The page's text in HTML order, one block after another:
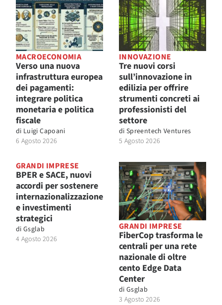
MACROECONOMIA
Verso una nuova
infrastruttura europea
dei pagamenti:
integrare politica
monetaria e politica
fiscale
di Luigi Capoani
6 Agosto 2026
INNOVAZIONE
Tre nuovi corsi
sull’innovazione in
edilizia per offrire
strumenti concreti ai
professionisti del
settore
di Spreentech Ventures
5 Agosto 2026
GRANDI IMPRESE
BPER e SACE, nuovi
accordi per sostenere
internazionalizzazione
e investimenti
strategici
di Gsglab
4 Agosto 2026
GRANDI IMPRESE
FiberCop trasforma le
centrali per una rete
nazionale di oltre
cento Edge Data
Center
di Gsglab
3 Agosto 2026